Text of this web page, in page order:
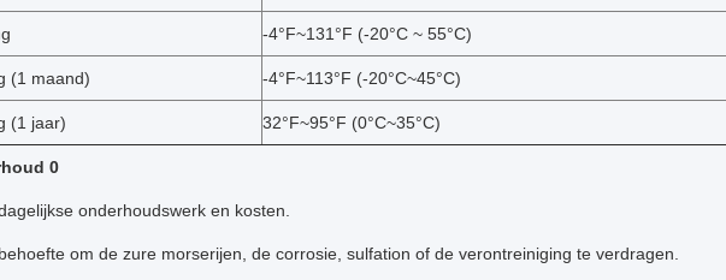
-4°F~131°F (-20°C ~ 55°C)
(1 maand) -4°F~113°F (-20°C~45°C)
(1 jaar) 32°F~95°F (0°C~35°C)
0
onderhoudswerk en kosten.
om de zure morserijen, de corrosie, sulfation of de verontreiniging te verdragen.